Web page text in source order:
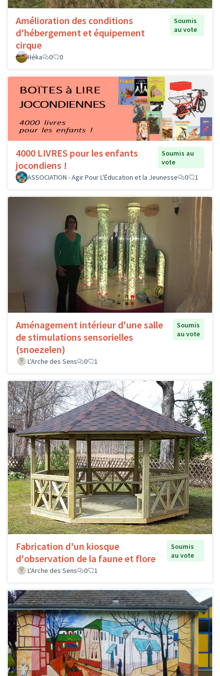
Amélioration des conditions
d'hébergement et équipement
cirque
Soumis
au vote
Héka 0 0
4000 LIVRES pour les enfants
jocondiens !
Soumis au
vote
ASSOCIATION - Agir Pour L'Éducation et la Jeunesse
0 1
Aménagement intérieur d'une salle
de stimulations sensorielles
(snoezelen)
Soumis
au vote
L'Arche des Sens 0 1
Fabrication d'un kiosque
d'observation de la faune et flore
Soumis
au vote
L'Arche des Sens
0 1